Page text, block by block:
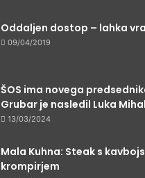
Oddaljen dostop – lahka
09/04/2019
ŠOS ima novega
Grubar je nasledil Luka
13/03/2024
Mala Kuhna: Steak s
krompirjem